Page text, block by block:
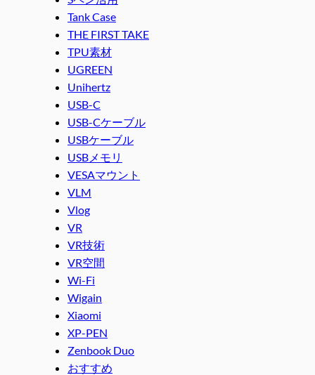
Tank Case
THE FIRST TAKE
TPU素材
UGREEN
Unihertz
USB-C
USB-Cケーブル
USBケーブル
USBメモリ
VESAマウント
VLM
Vlog
VR
VR技術
VR空間
Wi-Fi
Wigain
Xiaomi
XP-PEN
Zenbook Duo
おすすめ